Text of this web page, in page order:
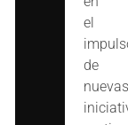
el
de
nuevas